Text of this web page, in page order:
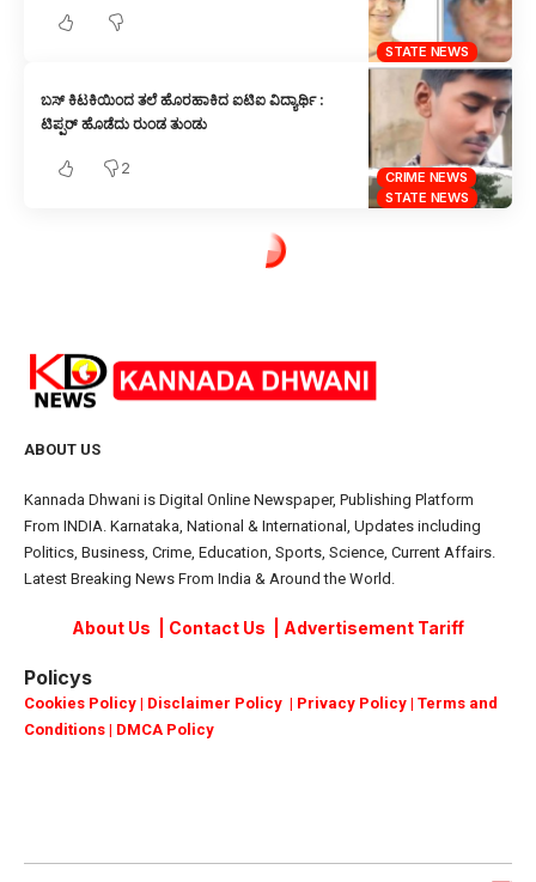
STATE NEWS
CRIME NEWS
STATE NEWS
ಬಸ್ ಕಿಟಕಿಯಿಂದ ತಲೆ ಹೊರಹಾಕಿದ ಐಟಿಐ ವಿದ್ಯಾರ್ಥಿ :
ಟಿಪ್ಪರ್ ಹೊಡೆದು ರುಂಡ ತುಂಡು
2
ABOUT US
Kannada Dhwani is Digital Online Newspaper, Publishing Platform
From INDIA. Karnataka, National & International, Updates including
Politics, Business, Crime, Education, Sports, Science, Current Affairs.
Latest Breaking News From India & Around the World.
About Us Contact Us Advertisement Tariff
Policys
Cookies Policy | Disclaimer Policy | Privacy Policy | Terms and
Conditions | DMCA Policy